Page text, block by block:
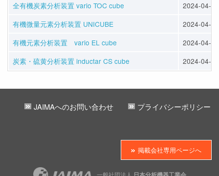
全有機炭素分析装置 vario TOC cube
2024-04-12
有機微量元素分析装置 UNICUBE
2024-04-12
有機元素分析装置 vario EL cube
2024-04-12
炭素・硫黄分析装置 inductar CS cube
2024-04-12
JAIMAへのお問い合わせ プライバシーポリシー
掲載会社専用ページへ
一般社団法人